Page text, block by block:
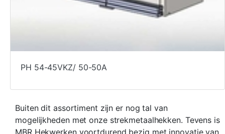
PH 54-45VKZ/ 50-50A
Buiten dit assortiment zijn er nog tal van
mogelijkheden met onze strekmetaalhekken. Tevens is
MBR Hekwerken voortdurend bezig met innovatie van